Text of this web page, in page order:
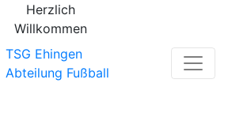
Herzlich
Willkommen
TSG Ehingen
Abteilung Fußball